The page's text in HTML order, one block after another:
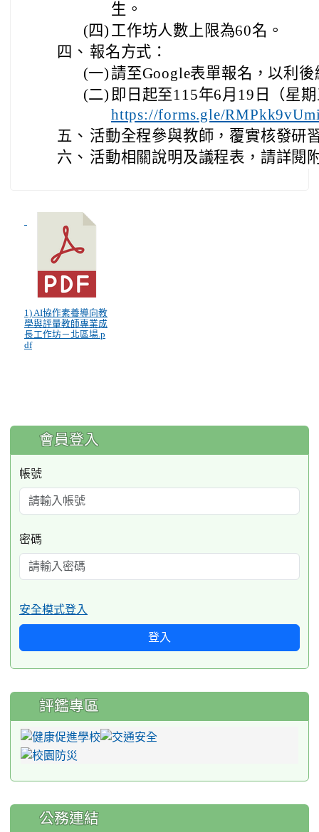
生。
(四) 工作坊人數上限為60名。
四、 報名方式：
(一) 請至Google表單報名，以利
(二) 即日起至115年6月19日（星
https://forms.gle/
五、 活動全程參與教師，覆實核發研
六、 活動相關說明及議程表，請詳閱
1) AI協作素養導向教
學與評量教師專業成
長工作坊－北區場.p
df
:::
會員登入
帳號
密碼
安全模式登入
登入
評鑑專區
公務連結